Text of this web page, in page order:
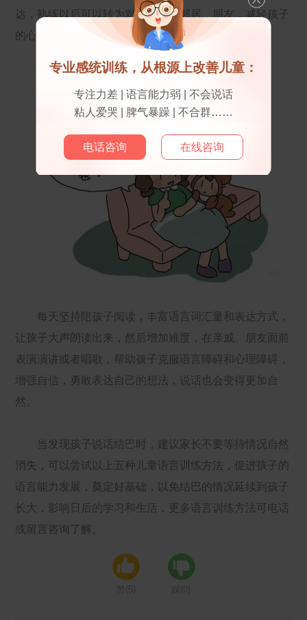
达，熟练以后可以转为对着家人、邻居、朋友，减轻孩子
的心理压力，循序渐进地练习轻松自然的说话。
语言训练——阅读
每天坚持陪孩子阅读，丰富语言词汇量和表达方式，
让孩子大声朗读出来，然后增加难度，在亲戚、朋友面前
表演演讲或者唱歌，帮助孩子克服语言障碍和心理障碍，
增强自信，勇敢表达自己的想法，说话也会变得更加自
然。
当发现孩子说话结巴时，建议家长不要等待情况自然
消失，可以尝试以上五种儿童语言训练方法，促进孩子的
语言能力发展，奠定好基础，以免结巴的情况延续到孩子
长大，影响日后的学习和生活，更多语言训练方法可电话
或留言咨询了解。
专业感统训练，从根源上改善儿童：
专注力差 | 语言能力弱 | 不会说话
粘人爱哭 | 脾气暴躁 | 不合群……
电话咨询 在线咨询